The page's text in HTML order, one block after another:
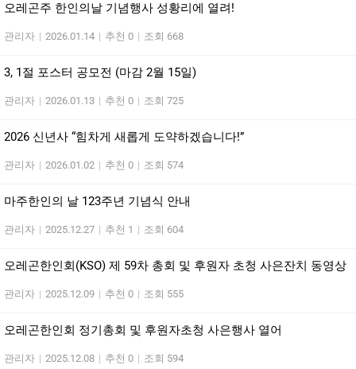
오레곤주 한인의날 기념행사 성황리에 열려!
관리자 | 2026.01.14 | 추천 0 | 조회 668
3, 1절 포스터 공모전 (마감 2월 15일)
관리자 | 2026.01.13 | 추천 0 | 조회 725
2026 신년사 “힘차게 새롭게 도약하겠습니다!”
관리자 | 2026.01.02 | 추천 0 | 조회 574
마주한인의 날 123주년 기념식 안내
관리자 | 2025.12.27 | 추천 1 | 조회 604
오레곤한인회(KSO) 제 59차 총회 및 후원자 초청 사은잔치 동영상
관리자 | 2025.12.09 | 추천 0 | 조회 555
오레곤한인회 정기총회 및 후원자초청 사은행사 열어
관리자 | 2025.12.08 | 추천 0 | 조회 594